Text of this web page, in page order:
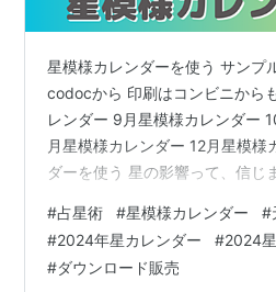
星模様カレンダーを使う サンプ
codocから 印刷はコンビニから
レンダー 9月星模様カレンダー
月星模様カレンダー 12月星模様
ダーを使う 星の影響って、信じ
を読み解くことができます。 そ
れてきた？と考える時 現在の星
るときに 変化のタイミングや感
#占星術 #星模様カレンダー #
#2024年星カレンダー #2024
#ダウンロード販売